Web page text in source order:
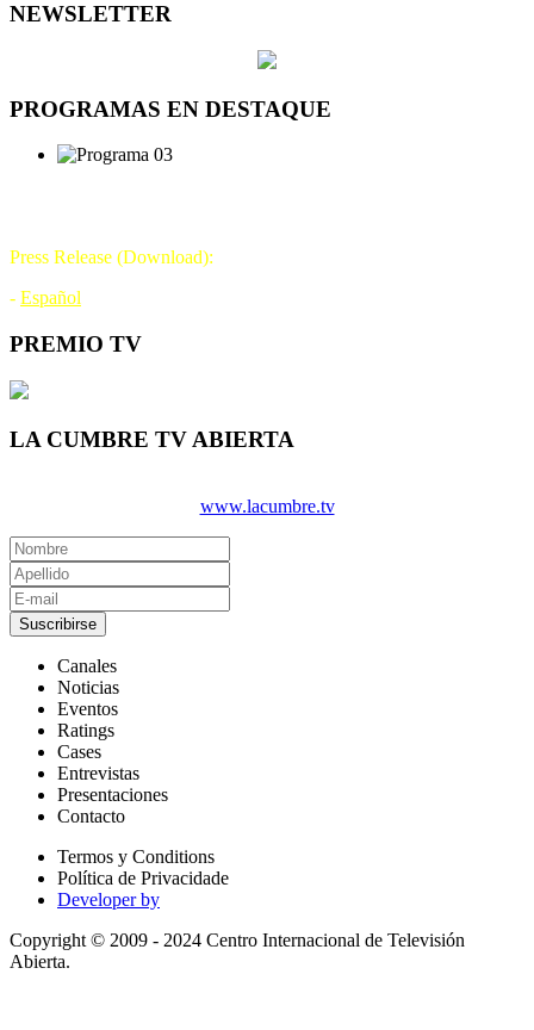
NEWSLETTER
PROGRAMAS EN DESTAQUE
Press Release (Download):
- Español
PREMIO TV
LA CUMBRE TV ABIERTA
www.lacumbre.tv
Suscribirse
Canales
Noticias
Eventos
Ratings
Cases
Entrevistas
Presentaciones
Contacto
Termos y Conditions
Política de Privacidade
Developer by
Copyright © 2009 - 2024 Centro Internacional de Televisión
Abierta.